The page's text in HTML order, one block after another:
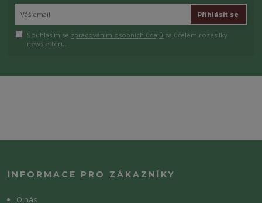
Přihlásit se
Souhlasím se zpracováním osobních údajů za účelem rozesílky
newsletteru.
INFORMACE PRO ZÁKAZNÍKY
O nás